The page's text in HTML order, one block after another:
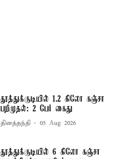
தூத்துக்குடியில் 1.2 கிலோ கஞ்சா
பறிமுதல்: 2 பேர் கைது
தினத்தந்தி 05 Aug 2026
தூத்துக்குடியில் 6 கிலோ கஞ்சா